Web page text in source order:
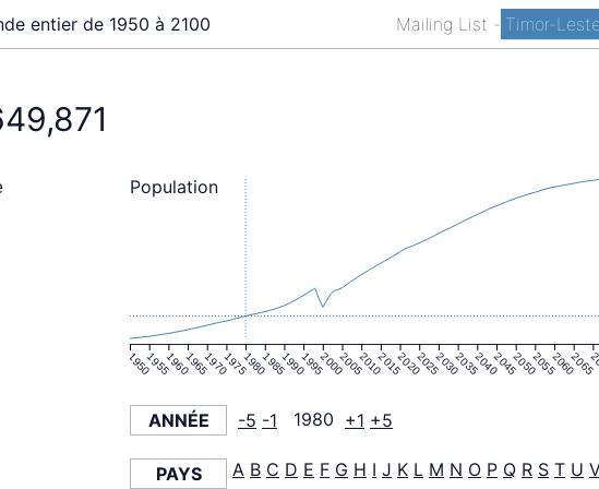
Mailing List - Timor-
entier de 1950 à 2100
195019551960196519701975198019851990199520002005201020152020202520302035204020452050205520602065
Population
ANNÉE -5 -1 1980 +1 +5
PAYS A B C D E F G H I J K L M N O P Q R S T U